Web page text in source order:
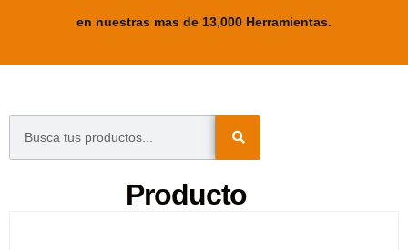
en nuestras mas de 13,000 Herramientas.
Producto